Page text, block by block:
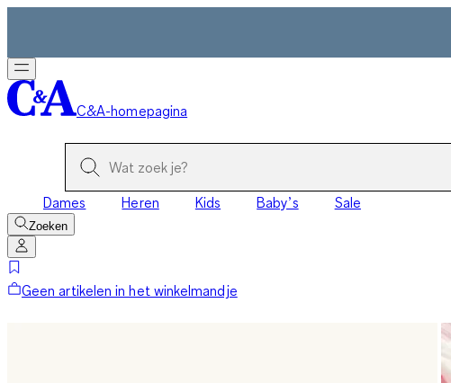
C&A-homepagina
Dames Heren Kids Baby’s Sale
Zoeken
Geen artikelen in het winkelmandje